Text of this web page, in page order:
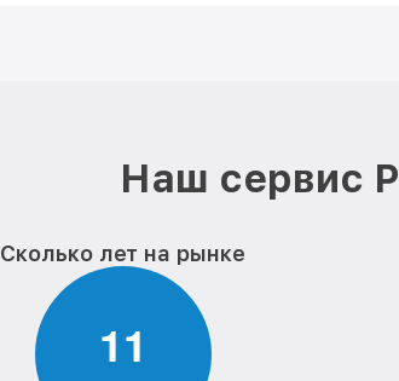
Наш сервис
Сколько лет на рынке
11